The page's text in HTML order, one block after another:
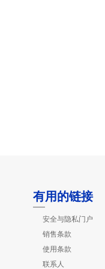
有用的链接
安全与隐私门户
销售条款
使用条款
联系人